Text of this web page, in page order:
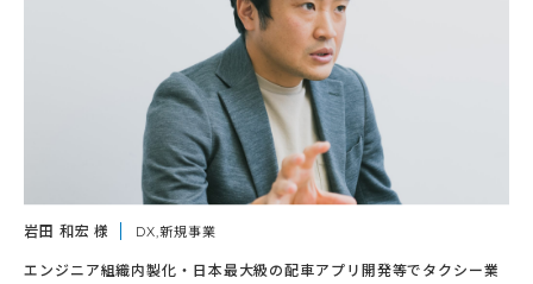
岩田 和宏 様 DX,新規事業
エンジニア組織内製化・日本最大級の配車アプリ開発等でタクシー業